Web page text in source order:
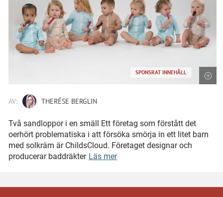
SPONSRAT INNEHÅLL
AV: THERÉSE BERGLIN
Två sandloppor i en smäll Ett företag som förstått det
oerhört problematiska i att försöka smörja in ett litet barn
med solkräm är ChildsCloud. Företaget designar och
producerar baddräkter Läs mer